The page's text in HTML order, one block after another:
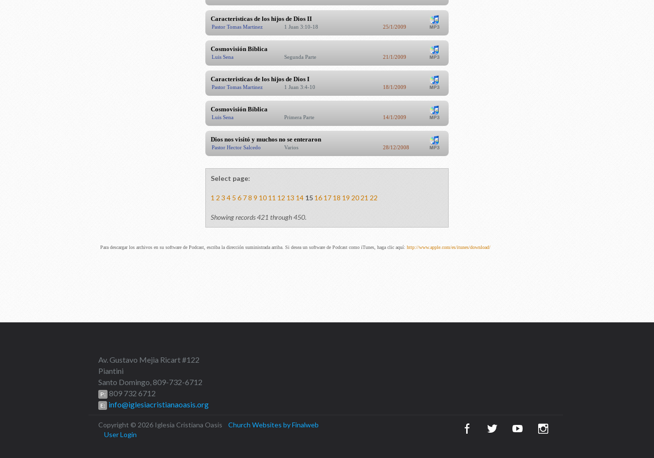
Caracteristicas de los hijos de Dios II
Pastor Tomas Martinez 1 Juan 3:10-18 25/1/2009
Cosmovisión Bí­blica
Luis Sena Segunda Parte 21/1/2009
Caracteristicas de los hijos de Dios I
Pastor Tomas Martinez 1 Juan 3:4-10 18/1/2009
Cosmovisión Bí­blica
Luis Sena Primera Parte 14/1/2009
Dios nos visitó y muchos no se enteraron
Pastor Hector Salcedo Varios 28/12/2008
Select page:
1 2 3 4 5 6 78 9 10 11 12 13 14 15 16 17 18 19 20 21 22
Showing records 421 through 450.
Para descargar los archivos en su software de Podcast, escriba la dirección suministrada arriba. Si desea un software de Podcast como iTunes, haga clic aquí: http://www.apple.com/es/itunes/download/
Av. Gustavo Mejia Ricart #122
Piantini
Santo Domingo, 809-732-6712
P: 809 732 6712
E: info@iglesiacristianaoasis.org
Copyright © 2026 Iglesia Cristiana Oasis Church Websites by Finalweb
User Login